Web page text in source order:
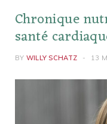
Chronique
santé
BY WILLY SCHATZ 13